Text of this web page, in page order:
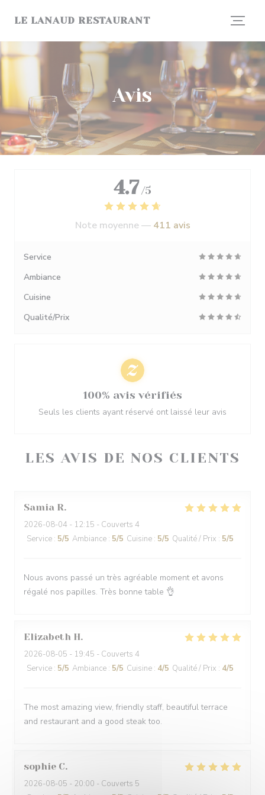
LE LANAUD RESTAURANT
Avis
LES AVIS DE NOS CLIENTS
Samia R
2026-08-04 - 12:15 - Couverts 4
Service : 5/5 Ambiance : 5/5 Cuisine : 5/5 Qualité / Prix : 5/5
Nous avons passé un très agréable moment et avons
régalé nos papilles. Très bonne table 👌
Elizabeth H
2026-08-05 - 19:45 - Couverts 4
Service : 5/5 Ambiance : 5/5 Cuisine : 4/5 Qualité / Prix : 4/5
The most amazing view, friendly staff, beautiful terrace
and restaurant and a good steak too.
sophie C
2026-08-05 - 20:00 - Couverts 5
4.7 /5
Note moyenne — 411 avis
Service
Ambiance
Cuisine
Qualité/Prix
100% avis vérifiés
Seuls les clients ayant réservé ont laissé leur avis